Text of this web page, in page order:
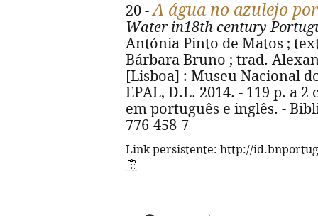
20 -A água no azulejo
Water in18th century
Antónia Pinto de Matos ;
Bárbara Bruno ; trad.
[Lisboa] : Museu Nacional
EPAL, D.L. 2014. - 119 p. a
em português e inglês. -
776-458-7
Link persistente: http://